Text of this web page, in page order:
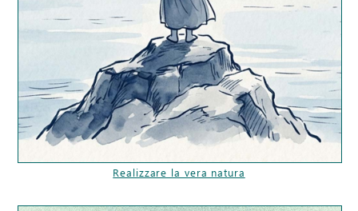
Realizzare la vera natura